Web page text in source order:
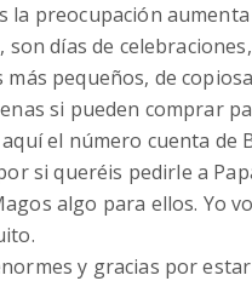
la preocupación
son días de
más pequeños, de
si pueden comprar
el número cuenta de
si queréis pedirle a
algo para ellos. Yo
y gracias por